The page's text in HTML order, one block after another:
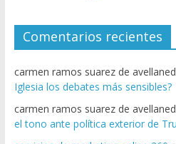
Comentarios recientes
carmen ramos suarez de
Iglesia los debates más sensibles?
carmen ramos suarez de
el tono ante política exterior de